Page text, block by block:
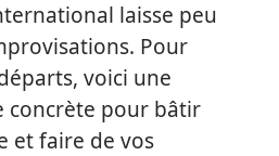
laisse peu
Pour
voici une
concrète pour bâtir
et faire de vos